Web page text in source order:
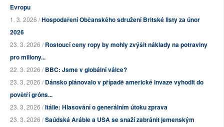
Evropu
1. 3. 2026 /Hospodaření Občanského sdružení Britské listy za únor
2026
23. 3. 2026 /Rostoucí ceny ropy by mohly zvýšit náklady na potraviny
pro miliony...
22. 3. 2026 /BBC: Jsme v globální válce?
23. 3. 2026 /Dánsko plánovalo v případě americké invaze vyhodit do
povětří gróns...
23. 3. 2026 /Itálie: Hlasování o generálním útoku zprava
23. 3. 2026 /Saúdská Arábie a USA se snaží zabránit jemenským